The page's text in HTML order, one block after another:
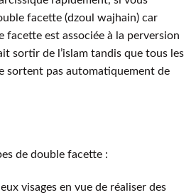
facette (dzoul wajhain) car
facette est associée à la perversion
sortir de l’islam tandis que tous les
sortent pas automatiquement de
de double facette :
visages en vue de réaliser des